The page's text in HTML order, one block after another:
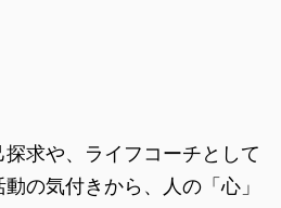
求や、ライフコーチとして
の気付きから、人の「心」